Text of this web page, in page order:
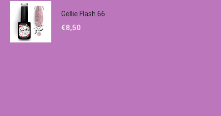
Gellie Flash 66
€8,50